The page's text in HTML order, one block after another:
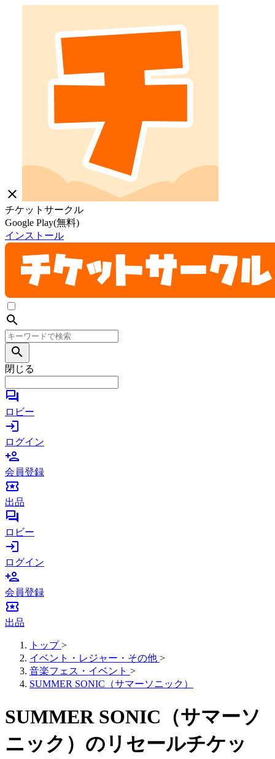
close
チケットサークル
Google Play(無料)
インストール
search
search
閉じる
forum
ロビー
login
ログイン
person_add
会員登録
local_activity
出品
forum
ロビー
login
ログイン
person_add
会員登録
local_activity
出品
トップ >
イベント・レジャー・その他 >
音楽フェス・イベント >
SUMMER SONIC（サマーソニック）
SUMMER SONIC（サマーソ
ニック）のリセールチケッ